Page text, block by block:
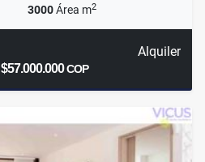
3000Área m2
Alquiler
$57.000.000COP